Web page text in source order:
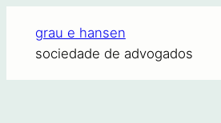
conteúdo
grau e hansen
sociedade de advogados